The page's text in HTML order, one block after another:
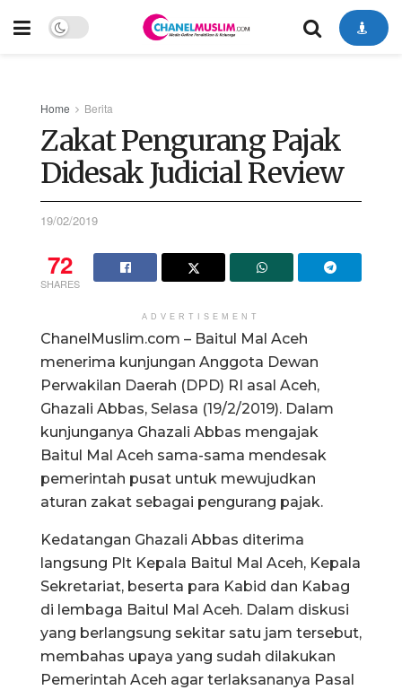
Home Berita
Zakat Pengurang Pajak
Didesak Judicial Review
19/02/2019
72
SHARES
ADVERTISEMENT
ChanelMuslim.com – Baitul Mal Aceh
menerima kunjungan Anggota Dewan
Perwakilan Daerah (DPD) RI asal Aceh,
Ghazali Abbas, Selasa (19/2/2019). Dalam
kunjunganya Ghazali Abbas mengajak
Baitul Mal Aceh sama-sama mendesak
pemerintah pusat untuk mewujudkan
aturan zakat sebagai pengurang pajak.
Kedatangan Ghazali Abbas diterima
langsung Plt Kepala Baitul Mal Aceh, Kepala
Sekretariat, beserta para Kabid dan Kabag
di lembaga Baitul Mal Aceh. Dalam diskusi
yang berlangsung sekitar satu jam tersebut,
membahas upaya yang sudah dilakukan
Pemerintah Aceh agar terlaksananya Pasal